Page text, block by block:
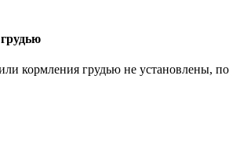
кормления грудью не установлены,